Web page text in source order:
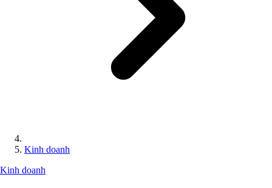
Kinh doanh
Kinh doanh